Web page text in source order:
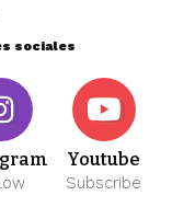
sociales
Youtube
Subscribe